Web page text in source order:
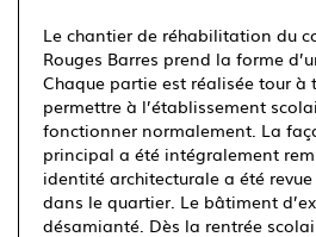
Le chantier de réhabilitation du
Rouges Barres prend la forme
Chaque partie est réalisée tour à
permettre à l’établissement
fonctionner normalement. La
principal a été intégralement
identité architecturale a été
dans le quartier. Le bâtiment
désamianté. Dès la rentrée